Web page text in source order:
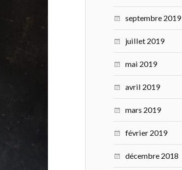
septembre 2019
juillet 2019
mai 2019
avril 2019
mars 2019
février 2019
décembre 2018